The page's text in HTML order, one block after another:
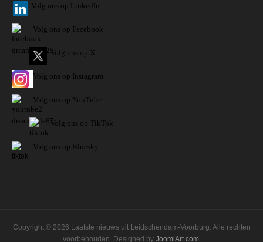
Volg ons op L inkedIn
Volg ons op Facebook
Volg ons op X
Volg ons op Instagram
Volg ons op YouTube
Volg ons op TikTok
Volg ons op Bluesky
Copyright © 2026 Laatste nieuws uit Leidschendam-Voorburg. Alle rechten
voorbehouden. Designed by JoomlArt.com.